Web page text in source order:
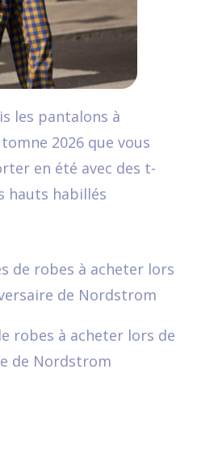
les pantalons à
2026 que vous
en été avec des t-
hauts habillés
robes à acheter lors de
de Nordstrom